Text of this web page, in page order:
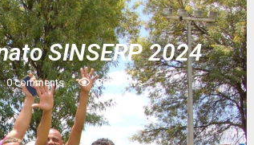
SINSERP 2024
0 comments 301views